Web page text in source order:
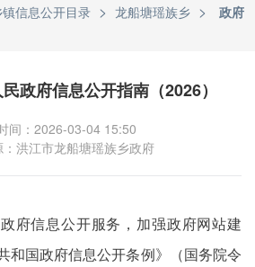
镇信息公开目录 > 龙船塘瑶族乡 >
政府
政府信息公开指南（2026）
间：2026-03-04 15:50
洪江市龙船塘瑶族乡政府
府信息公开服务，加强政府网站建
和国政府信息公开条例》（国务院令